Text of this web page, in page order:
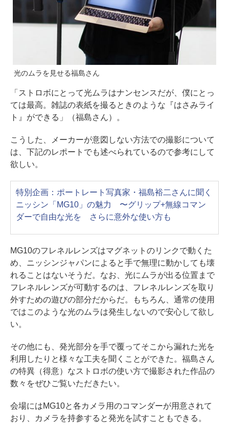
光のムラを見せる福島さん
「ストロボにとって光ムラはナンセンスだが、僕にとっ
ては最高。雑誌の表紙を撮るときのような『はさみライ
ト』ができる」（福島さん）。
こうした、メーカーが意図しない方法での撮影について
は、下記のレポートでも述べられているので参考にして
欲しい。
特別企画：ポートレート写真家・福島裕二さんに聞く
ニッシン「MG10」の魅力 〜グリップ+無線コマン
ダーで自由な光を さらに意外な使い方も
MG10のフレネルレンズはマグネットのリンクで動くた
め、ニッシンジャパンによると手で無理に動かしても壊
れることはないそうだ。なお、光にムラが出る位置まで
フレネルレンズが可動するのは、フレネルレンズを取り
外すための遊びの部分だからだ。もちろん、通常の使用
ではこのような光のムラは発生しないので安心して欲し
い。
その他にも、発光部分を手で覆ってそこから漏れた光を
利用したりと様々な工夫を聞くことができた。福島さん
の特異（得意）なストロボの使い方で撮影された作品の
数々をぜひご覧いただきたい。
会場にはMG10と各カメラ用のコマンダーが用意されて
おり、カメラを持参すると発光を試すこともできる。